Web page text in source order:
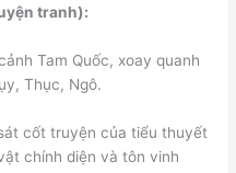
tranh):
Tam Quốc, xoay quanh
Thục, Ngô.
cốt truyện của tiểu thuyết
chính diện và tôn vinh